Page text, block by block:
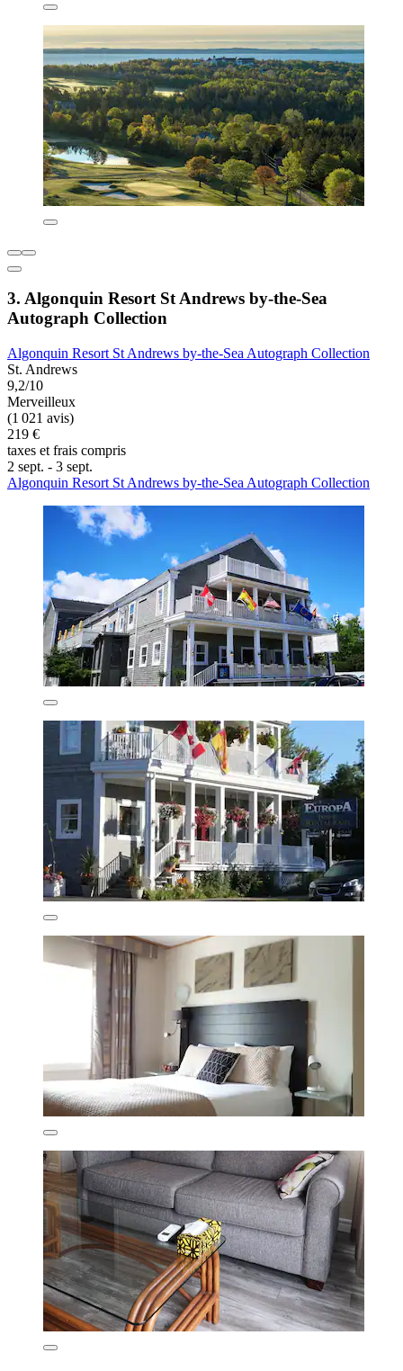
3. Algonquin Resort St Andrews by-the-Sea
Autograph Collection
Algonquin Resort St Andrews by-the-Sea Autograph Collection
St. Andrews
9,2/10
Merveilleux
(1 021 avis)
219 €
taxes et frais compris
2 sept. - 3 sept.
Algonquin Resort St Andrews by-the-Sea Autograph Collection